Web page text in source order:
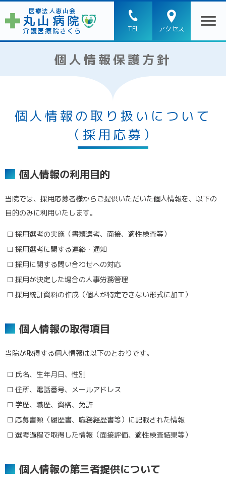
医療法人恵山会
丸山病院
介護医療院さくら TEL アクセス
個人情報保護方針
個人情報の取り扱いについて
（採用応募）
個人情報の利用目的
当院では、採用応募者様からご提供いただいた個人情報を、以下の
目的のみに利用いたします。
採用選考の実施（書類選考、面接、適性検査等）
採用選考に関する連絡・通知
採用に関する問い合わせへの対応
採用が決定した場合の人事労務管理
採用統計資料の作成（個人が特定できない形式に加工）
個人情報の取得項目
当院が取得する個人情報は以下のとおりです。
氏名、生年月日、性別
住所、電話番号、メールアドレス
学歴、職歴、資格、免許
応募書類（履歴書、職務経歴書等）に記載された情報
選考過程で取得した情報（面接評価、適性検査結果等）
個人情報の第三者提供について